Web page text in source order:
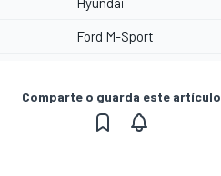
Ford M-Sport
Comparte o guarda este artículo